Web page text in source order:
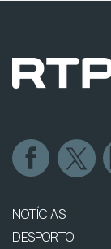
NOTÍCIAS
DESPORTO